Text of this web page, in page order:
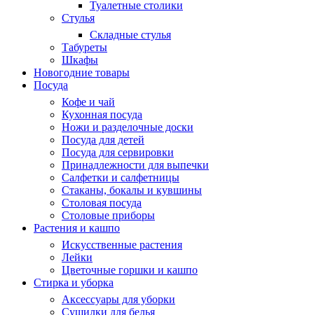
Туалетные столики
Стулья
Складные стулья
Табуреты
Шкафы
Новогодние товары
Посуда
Кофе и чай
Кухонная посуда
Ножи и разделочные доски
Посуда для детей
Посуда для сервировки
Принадлежности для выпечки
Салфетки и салфетницы
Стаканы, бокалы и кувшины
Столовая посуда
Столовые приборы
Растения и кашпо
Искусственные растения
Лейки
Цветочные горшки и кашпо
Стирка и уборка
Аксессуары для уборки
Сушилки для белья